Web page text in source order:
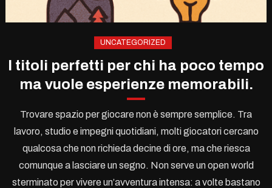
UNCATEGORIZED
I titoli perfetti per chi ha poco tempo
ma vuole esperienze memorabili.
Trovare spazio per giocare non è sempre semplice. Tra
lavoro, studio e impegni quotidiani, molti giocatori cercano
qualcosa che non richieda decine di ore, ma che riesca
comunque a lasciare un segno. Non serve un open world
sterminato per vivere un’avventura intensa: a volte bastano